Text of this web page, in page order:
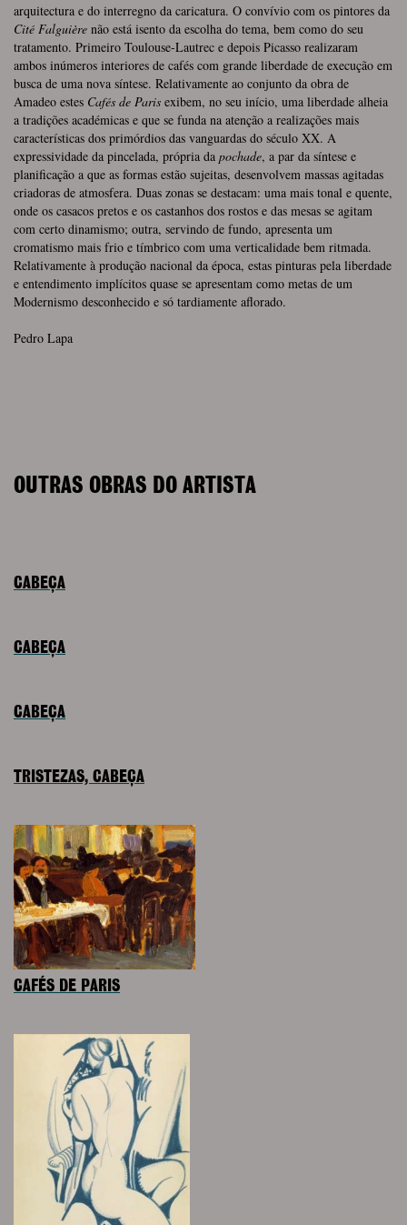
arquitectura e do interregno da caricatura. O convívio com os pintores da
Cité Falguière não está isento da escolha do tema, bem como do seu
tratamento. Primeiro Toulouse-Lautrec e depois Picasso realizaram
ambos inúmeros interiores de cafés com grande liberdade de execução em
busca de uma nova síntese. Relativamente ao conjunto da obra de
Amadeo estes Cafés de Paris exibem, no seu início, uma liberdade alheia
a tradições académicas e que se funda na atenção a realizações mais
características dos primórdios das vanguardas do século XX. A
expressividade da pincelada, própria da pochade, a par da síntese e
planificação a que as formas estão sujeitas, desenvolvem massas agitadas
criadoras de atmosfera. Duas zonas se destacam: uma mais tonal e quente,
onde os casacos pretos e os castanhos dos rostos e das mesas se agitam
com certo dinamismo; outra, servindo de fundo, apresenta um
cromatismo mais frio e tímbrico com uma verticalidade bem ritmada.
Relativamente à produção nacional da época, estas pinturas pela liberdade
e entendimento implícitos quase se apresentam como metas de um
Modernismo desconhecido e só tardiamente aflorado.
Pedro Lapa
OUTRAS OBRAS DO ARTISTA
CABEÇA
CABEÇA
CABEÇA
TRISTEZAS, CABEÇA
CAFÉS DE PARIS